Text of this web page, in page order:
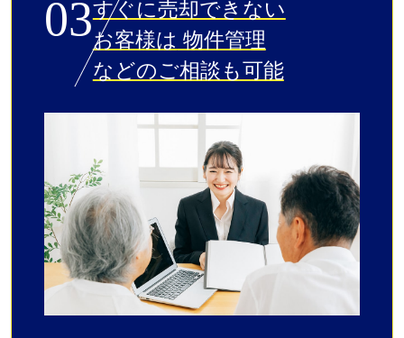
03すぐに売却できない
お客様は 物件管理
などのご相談も可能